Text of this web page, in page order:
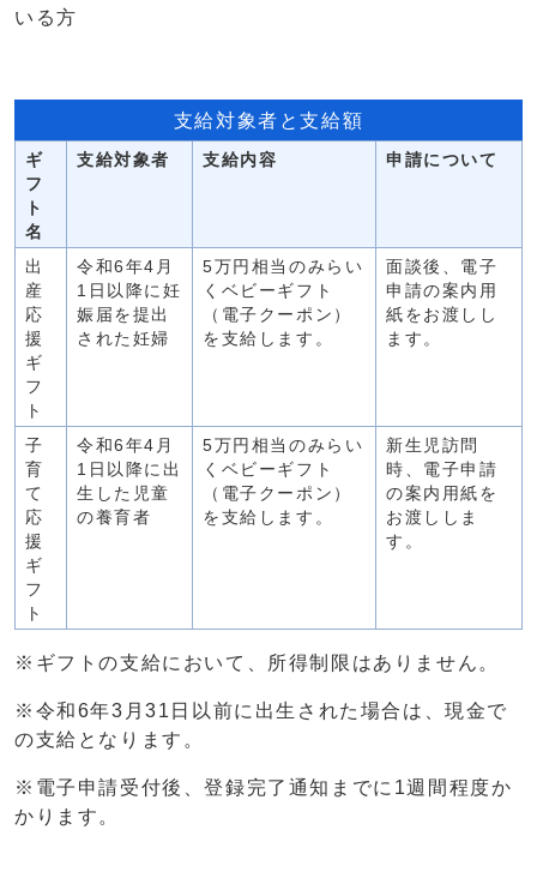
いる方
支給対象者と支給額
ギ
フ
ト
名
支給対象者 支給内容 申請について
出
産
応
援
ギ
フ
ト
令和6年4月
1日以降に妊
娠届を提出
された妊婦
5万円相当のみらい
くベビーギフト
（電子クーポン）
を支給します。
面談後、電子
申請の案内用
紙をお渡しし
ます。
子
育
て
応
援
ギ
フ
ト
令和6年4月
1日以降に出
生した児童
の養育者
5万円相当のみらい
くベビーギフト
（電子クーポン）
を支給します。
新生児訪問
時、電子申請
の案内用紙を
お渡ししま
す。
※ギフトの支給において、所得制限はありません。
※令和6年3月31日以前に出生された場合は、現金で
の支給となります。
※電子申請受付後、登録完了通知までに1週間程度か
かります。